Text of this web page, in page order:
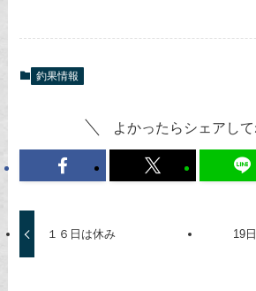
釣果情報
よかったらシェアして
１６日は休み 19